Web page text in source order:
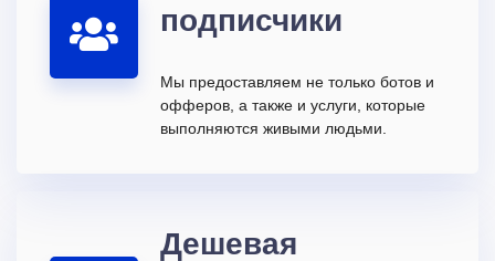
подписчики
Мы предоставляем не только ботов и
офферов, а также и услуги, которые
выполняются живыми людьми.
Дешевая